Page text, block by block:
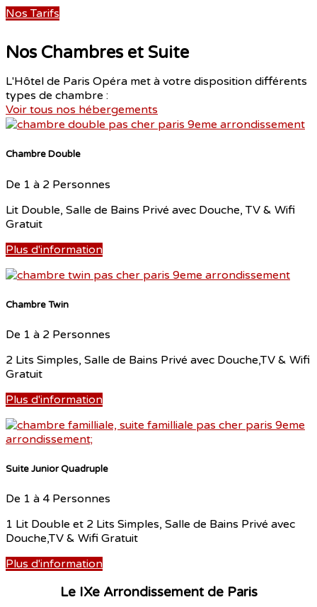
Nos Tarifs
Nos Chambres et Suite
L'Hôtel de Paris Opéra met à votre disposition différents
types de chambre :
Voir tous nos hébergements
Chambre Double
De 1 à 2 Personnes
Lit Double, Salle de Bains Privé avec Douche, TV & Wifi
Gratuit
Plus d'information
Chambre Twin
De 1 à 2 Personnes
2 Lits Simples, Salle de Bains Privé avec Douche,TV & Wifi
Gratuit
Plus d'information
Suite Junior Quadruple
De 1 à 4 Personnes
1 Lit Double et 2 Lits Simples, Salle de Bains Privé avec
Douche,TV & Wifi Gratuit
Plus d'information
Le IXe Arrondissement de Paris